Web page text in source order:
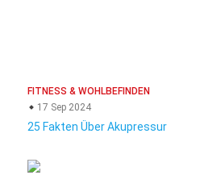
FITNESS & WOHLBEFINDEN
17 Sep 2024
25 Fakten Über Akupressur